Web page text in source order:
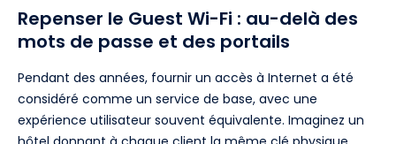
Repenser le Guest Wi-Fi : au-delà des
mots de passe et des portails
Pendant des années, fournir un accès à Internet a été
considéré comme un service de base, avec une
expérience utilisateur souvent équivalente. Imaginez un